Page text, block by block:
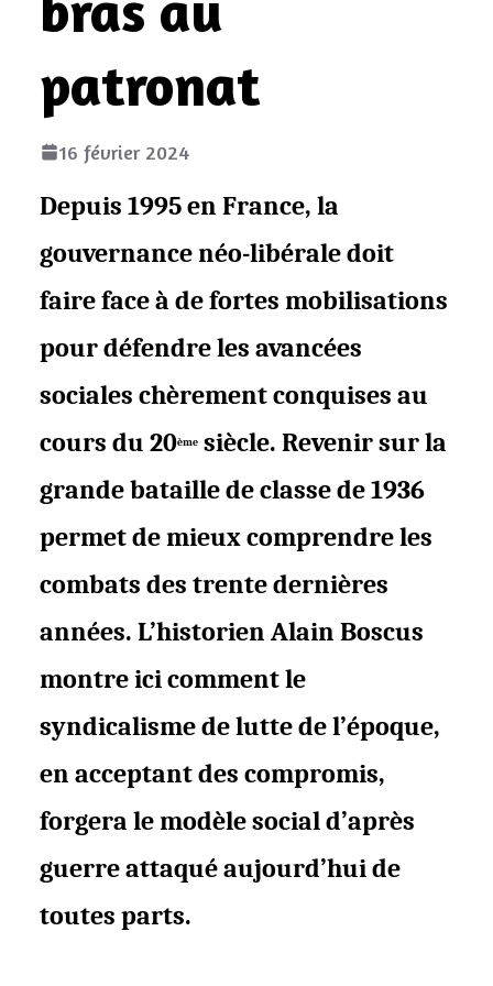
patronat
16 février 2024
Depuis 1995 en France, la
gouvernance néo-libérale doit
faire face à de fortes mobilisations
pour défendre les avancées
sociales chèrement conquises au
cours du 20ème siècle. Revenir sur la
grande bataille de classe de 1936
permet de mieux comprendreles
combats des trente dernières
années. L’historien Alain Boscus
montre ici comment le
syndicalisme de lutte de l’époque,
en acceptant des compromis,
forgera le modèle social d’après
guerre attaqué aujourd’hui de
toutes parts.